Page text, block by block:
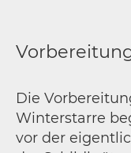
Die
Winterstarre
vor der